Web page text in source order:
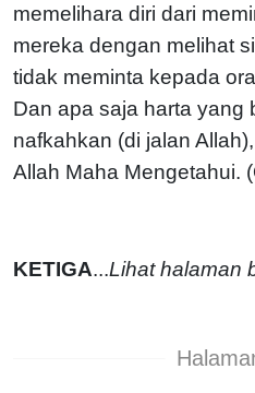
memelihara diri dari
mereka dengan melihat
tidak meminta kepada
Dan apa saja harta yang
nafkahkan (di jalan
Allah Maha Mengetahui.
KETIGA...Lihat halaman